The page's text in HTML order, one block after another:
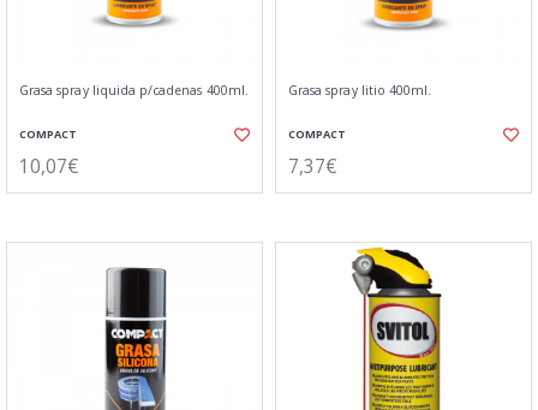
Grasa spray liquida p/cadenas 400ml.
COMPACT
10,07€
Grasa spray litio 400ml.
COMPACT
7,37€